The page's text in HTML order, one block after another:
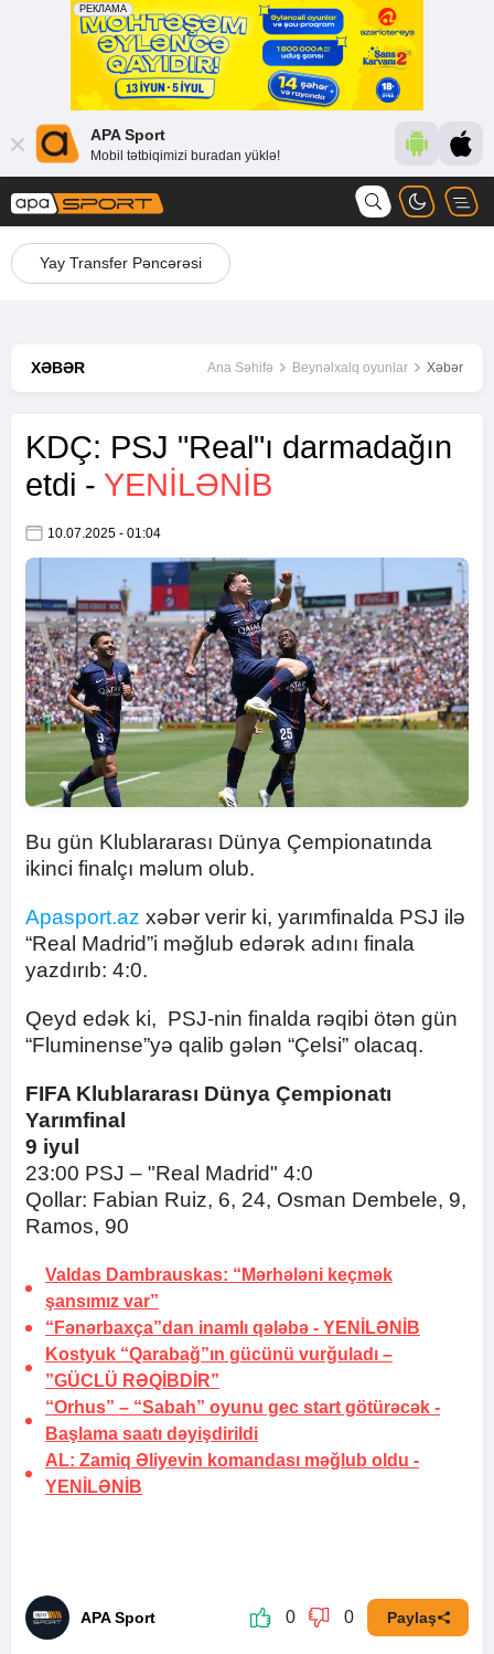
APA Sport
Mobil tətbiqimizi buradan yüklə!
Yay Transfer Pəncərəsi
XƏBƏR Ana Səhifə Beynəlxalq oyunlar Xəbər
KDÇ: PSJ "Real"ı darmadağın
etdi - YENİLƏNİB
10.07.2025 - 01:04
Bu gün Klublararası Dünya Çempionatında
ikinci finalçı məlum olub.
Apasport.az xəbər verir ki, yarımfinalda PSJ ilə
“Real Madrid”i məğlub edərək adını finala
yazdırıb: 4:0.
Qeyd edək ki, PSJ-nin finalda rəqibi ötən gün
“Fluminense”yə qalib gələn “Çelsi” olacaq.
FIFA Klublararası Dünya Çempionatı
Yarımfinal
9 iyul
23:00 PSJ – "Real Madrid" 4:0
Qollar: Fabian Ruiz, 6, 24, Osman Dembele, 9,
Ramos, 90
Valdas Dambrauskas: “Mərhələni keçmək
şansımız var”
“Fənərbaxça”dan inamlı qələbə - YENİLƏNİB
Kostyuk “Qarabağ”ın gücünü vurğuladı –
”GÜCLÜ RƏQİBDİR”
“Orhus” – “Sabah” oyunu gec start götürəcək -
Başlama saatı dəyişdirildi
AL: Zamiq Əliyevin komandası məğlub oldu -
YENİLƏNİB
APA Sport 0 0 Paylaş